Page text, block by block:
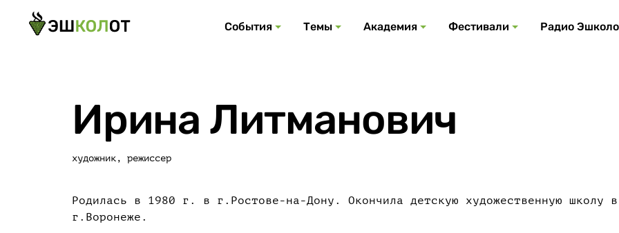
События
Темы
Все темы
Академия
Фестивали
Радио
Ирина Литманович
художник, режиссер
Родилась в 1980 г. в г.Ростове-на-Дону. Окончила детскую художественную школу в
г.Воронеже.